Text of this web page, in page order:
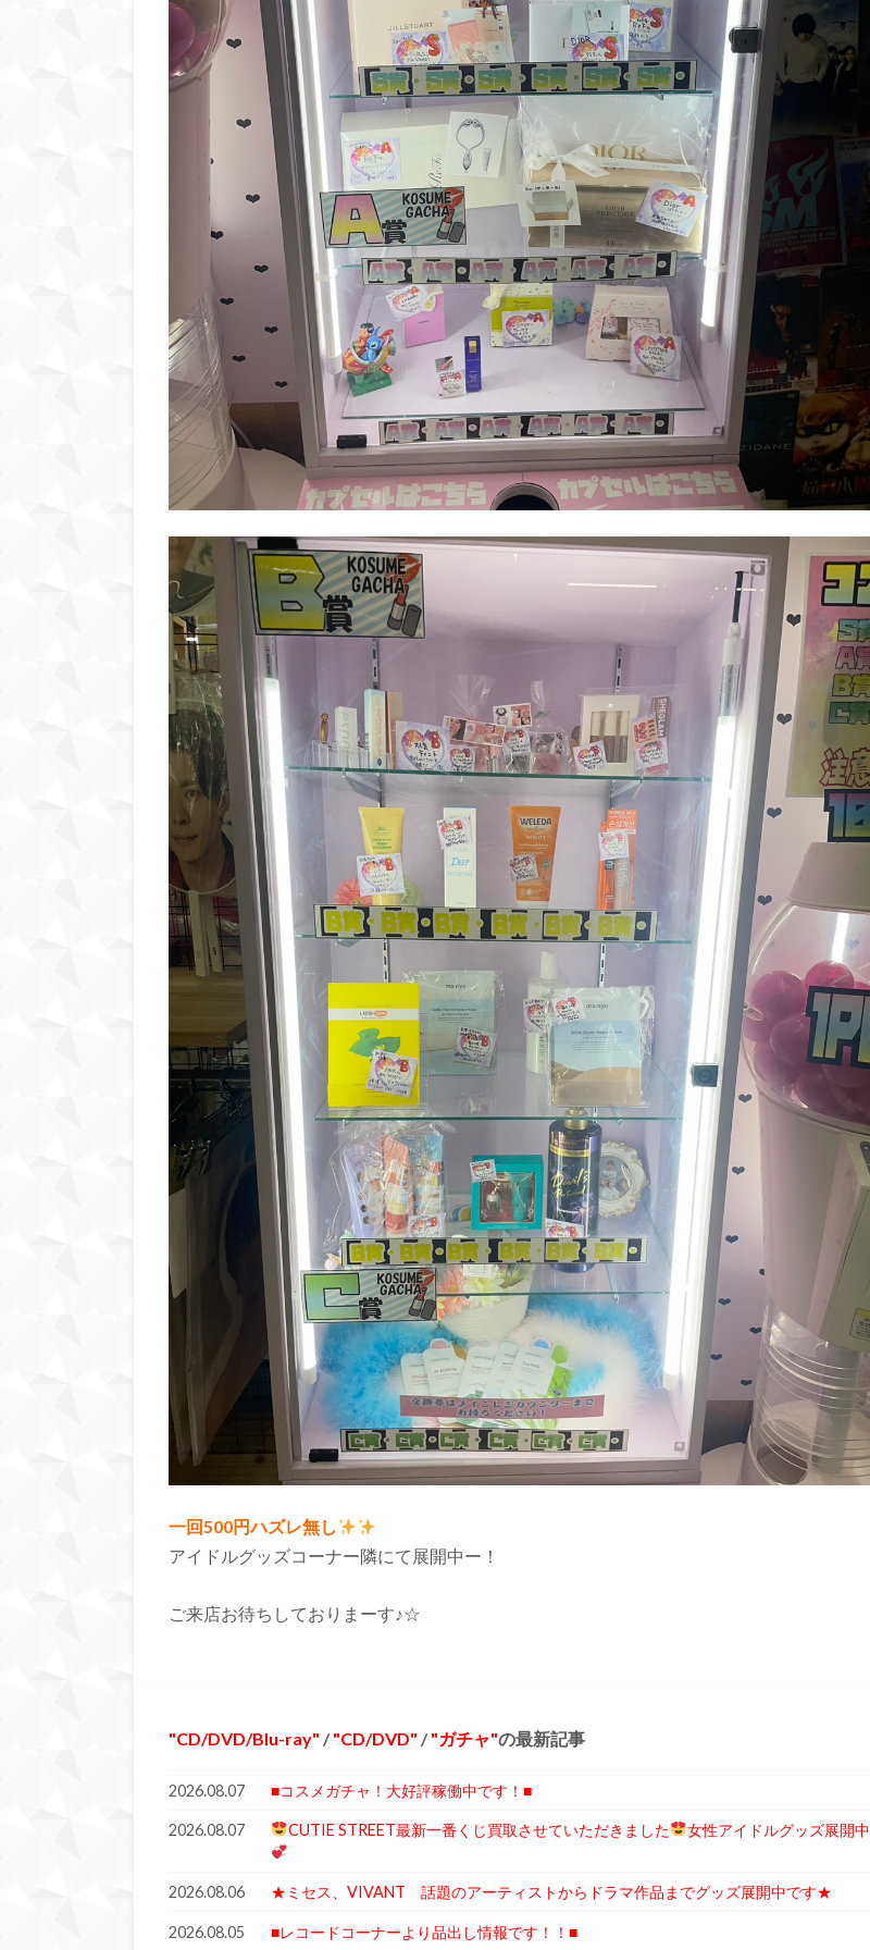
一回500円ハズレ無し
アイドルグッズコーナー隣にて展開中ー！
ご来店お待ちしておりまーす♪☆
CD/DVD/Blu-ray / CD/DVD / ガチャ の最新記事
2026.08.07 ■コスメガチャ！大好評稼働中です！■
2026.08.07 CUTIE STREET最新一番くじ買取させていただきました 女性アイドルグッズ展開中
2026.08.06 ★ミセス、VIVANT 話題のアーティストからドラマ作品までグッズ展開中です★
2026.08.05 ■レコードコーナーより品出し情報です！！■